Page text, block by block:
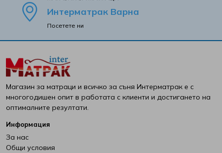
Интерматрак Варна
Посетете ни
Магазин за матраци и всичко за съня Интерматрак е с
многогодишен опит в работата с клиенти и достигането на
оптималните резултати.
Информация
За нас
Общи условия